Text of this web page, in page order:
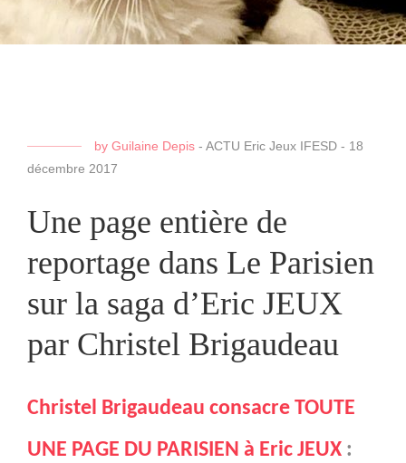
by Guilaine Depis - ACTU Eric Jeux IFESD - 18
décembre 2017
Une page entière de
reportage dans Le Parisien
sur la saga d’Eric JEUX
par Christel Brigaudeau
Christel Brigaudeau consacre TOUTE
UNE PAGE DU PARISIEN à Eric JEUX :